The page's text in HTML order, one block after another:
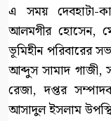
এ সময় দেবহাটা-
আলমগীর হোসেন,
ভূমিহীন পরিবারের
আব্দুস সামাদ গাজী,
রেজা, দপ্তর
আসাদুল ইসলাম